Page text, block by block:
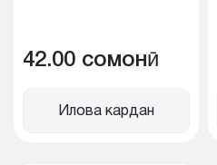
42.00 сомонӣ
Илова кардан